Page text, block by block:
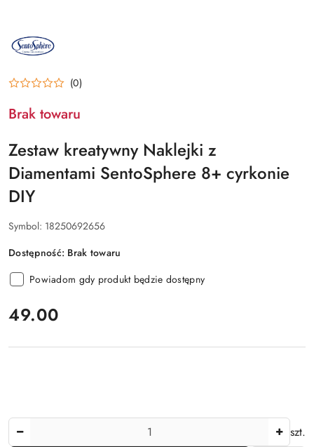
PRODUCENTA:
SENTOSPHERE
(0)
Brak towaru
Zestaw kreatywny Naklejki z
Diamentami SentoSphere 8+ cyrkonie
DIY
Symbol: 18250692656
Dostępność: Brak towaru
Powiadom gdy produkt będzie dostępny
cena:
49.00
szt.